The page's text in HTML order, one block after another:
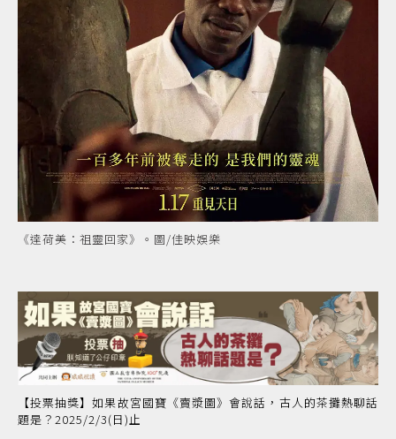
《達荷美：祖靈回家》。圖/佳映娛樂
【投票抽獎】如果故宮國寶《賣漿圖》會說話，古人的茶攤熱聊話
題是？2025/2/3(日)止